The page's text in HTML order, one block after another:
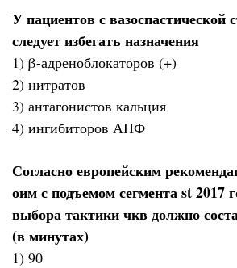
У пациентов с вазоспастической
следует избегать назначения
1) β-адреноблокаторов (+)
2) нитратов
3) антагонистов кальция
4) ингибиторов АПФ
Согласно европейским
оим с подъемом сегмента st 2017
выбора тактики чкв должно
(в минутах)
1) 90